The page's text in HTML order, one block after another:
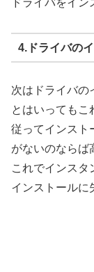
ドライバをイン
4.ドライバの
次はドライバの
とはいってもこ
従ってインスト
がないのならば
これでインスタ
インストールに